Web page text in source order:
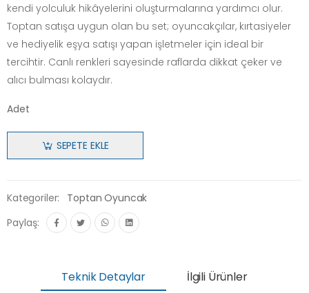
kendi yolculuk hikâyelerini oluşturmalarına yardımcı olur.
Toptan satışa uygun olan bu set; oyuncakçılar, kırtasiyeler
ve hediyelik eşya satışı yapan işletmeler için ideal bir
tercihtir. Canlı renkleri sayesinde raflarda dikkat çeker ve
alıcı bulması kolaydır.
Adet
SEPETE EKLE
Kategoriler:
Toptan Oyuncak
Paylaş:
Teknik Detaylar
İlgili Ürünler